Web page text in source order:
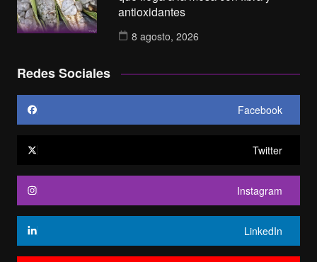
antioxidantes
8 agosto, 2026
Redes Sociales
Facebook
Twitter
Instagram
LinkedIn